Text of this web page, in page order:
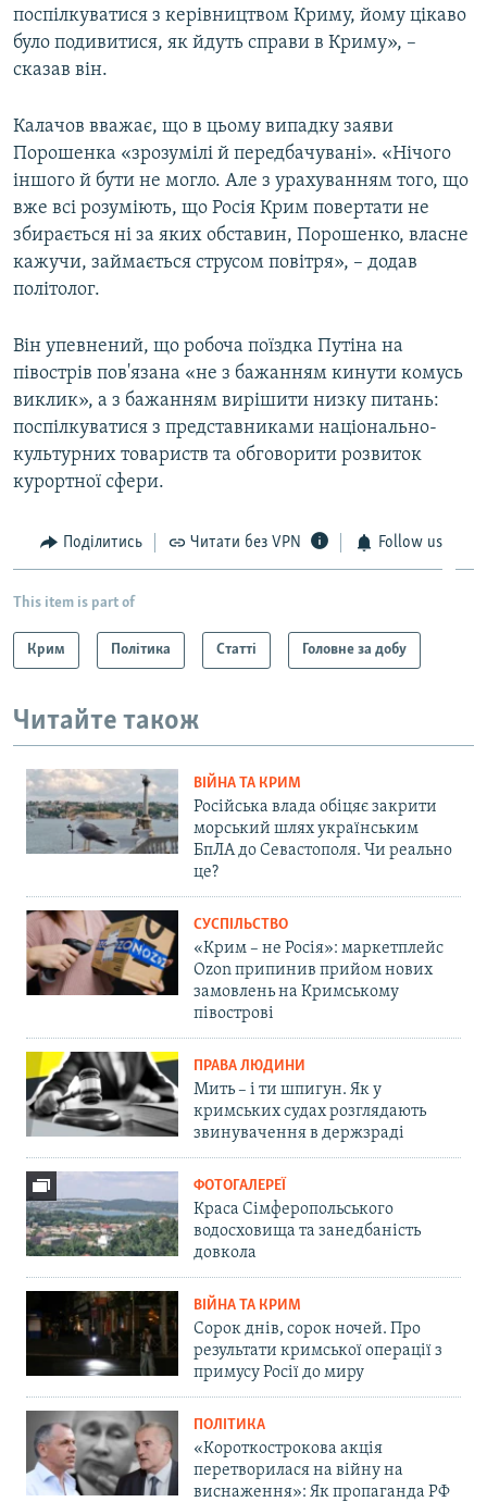
поспілкуватися з керівництвом Криму, йому цікаво
було подивитися, як йдуть справи в Криму», –
сказав він.
Калачов вважає, що в цьому випадку заяви
Порошенка «зрозумілі й передбачувані». «Нічого
іншого й бути не могло. Але з урахуванням того, що
вже всі розуміють, що Росія Крим повертати не
збирається ні за яких обставин, Порошенко, власне
кажучи, займається струсом повітря», – додав
політолог.
Він упевнений, що робоча поїздка Путіна на
півострів пов'язана «не з бажанням кинути комусь
виклик», а з бажанням вирішити низку питань:
поспілкуватися з представниками національно-
культурних товариств та обговорити розвиток
курортної сфери.
Поділитись Читати без VPN Follow us
This item is part of
Крим Політика Статті Головне за добу
Читайте також
ВІЙНА ТА КРИМ
Російська влада обіцяє закрити
морський шлях українським
БпЛА до Севастополя. Чи реально
це?
СУСПІЛЬСТВО
«Крим – не Росія»: маркетплейс
Ozon припинив прийом нових
замовлень на Кримському
півострові
ПРАВА ЛЮДИНИ
Мить – і ти шпигун. Як у
кримських судах розглядають
звинувачення в держзраді
ФОТОГАЛЕРЕЇ
Краса Сімферопольського
водосховища та занедбаність
довкола
ВІЙНА ТА КРИМ
Сорок днів, сорок ночей. Про
результати кримської операції з
примусу Росії до миру
ПОЛІТИКА
«Короткострокова акція
перетворилася на війну на
виснаження»: Як пропаганда РФ